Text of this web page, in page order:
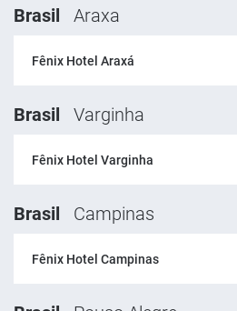
Brasil Araxa
Fênix Hotel Araxá
Brasil Varginha
Fênix Hotel Varginha
Brasil Campinas
Fênix Hotel Campinas